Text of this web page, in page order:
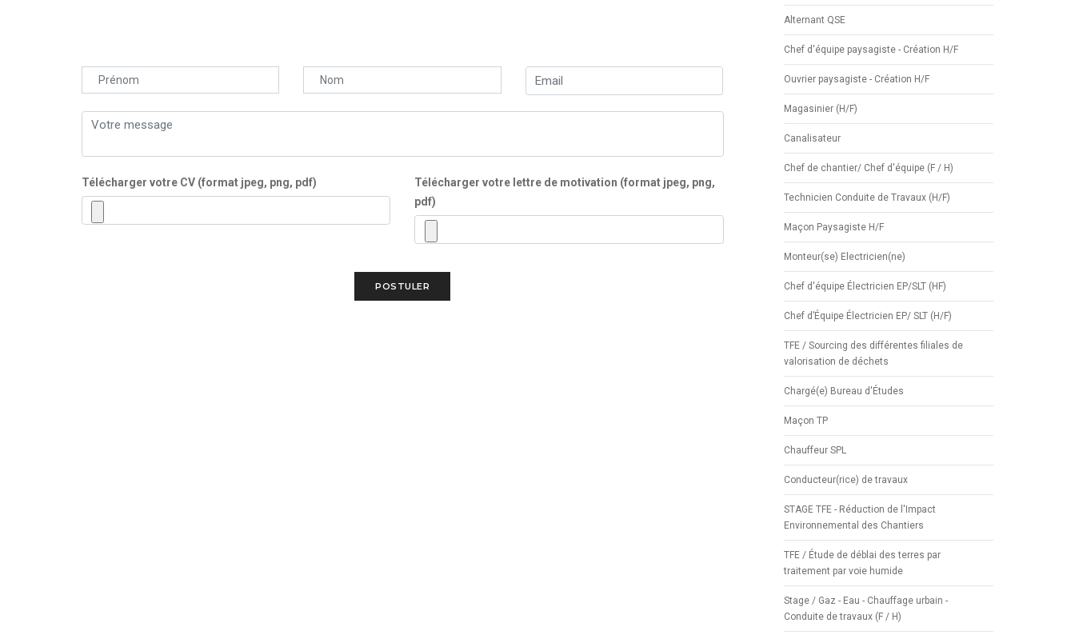
Télécharger votre CV (format jpeg, png, pdf)
Télécharger votre lettre de motivation (format jpeg, png,
pdf)
Alternant QSE
Chef d'équipe paysagiste - Création H/F
Ouvrier paysagiste - Création H/F
Magasinier (H/F)
Canalisateur
Chef de chantier/ Chef d'équipe (F / H)
Technicien Conduite de Travaux (H/F)
Maçon Paysagiste H/F
Monteur(se) Electricien(ne)
Chef d'équipe Électricien EP/SLT (HF)
Chef d’Équipe Électricien EP/ SLT (H/F)
TFE / Sourcing des différentes filiales de
valorisation de déchets
Chargé(e) Bureau d'Études
Maçon TP
Chauffeur SPL
Conducteur(rice) de travaux
STAGE TFE - Réduction de l'Impact
Environnemental des Chantiers
TFE / Étude de déblai des terres par
traitement par voie humide
Stage / Gaz - Eau - Chauffage urbain -
Conduite de travaux (F / H)